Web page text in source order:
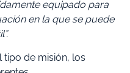
equipado para
en la que se puede
tipo de misión, los